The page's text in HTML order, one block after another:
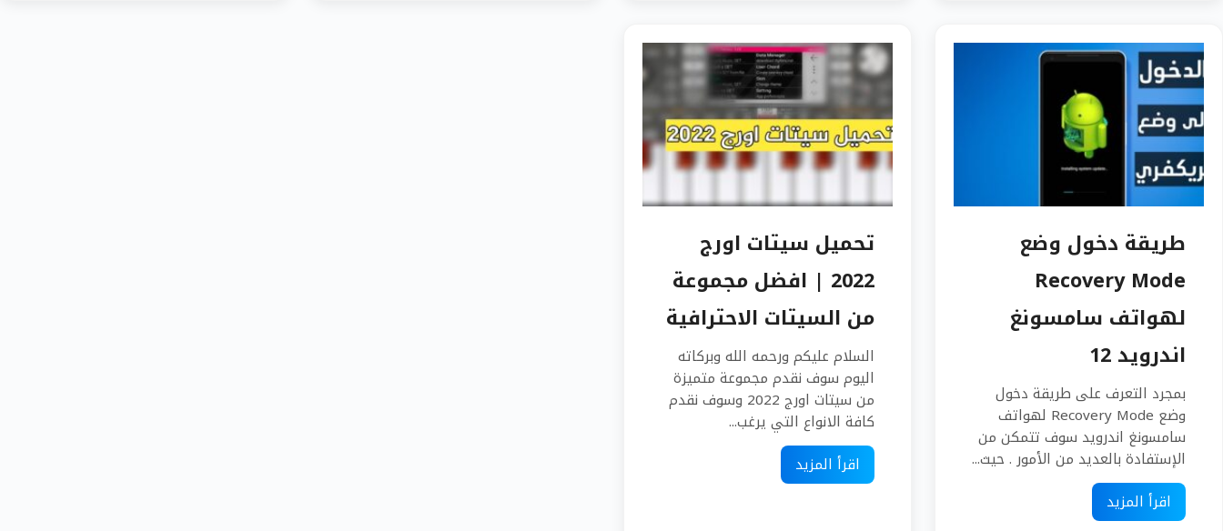
طريقة دخول وضع
Recovery Mode
لهواتف سامسونغ
اندرويد 12
بمجرد التعرف على طريقة دخول
وضع Recovery Mode لهواتف
سامسونغ اندرويد سوف تتمكن من
الإستفادة بالعديد من الأمور . حيث...
اقرأ المزيد
تحميل سيتات اورج
2022 | افضل مجموعة
من السيتات الاحترافية
السلام عليكم ورحمه الله وبركاته
اليوم سوف نقدم مجموعة متميزة
من سيتات اورج 2022 وسوف نقدم
كافة الانواع التي يرغب...
اقرأ المزيد